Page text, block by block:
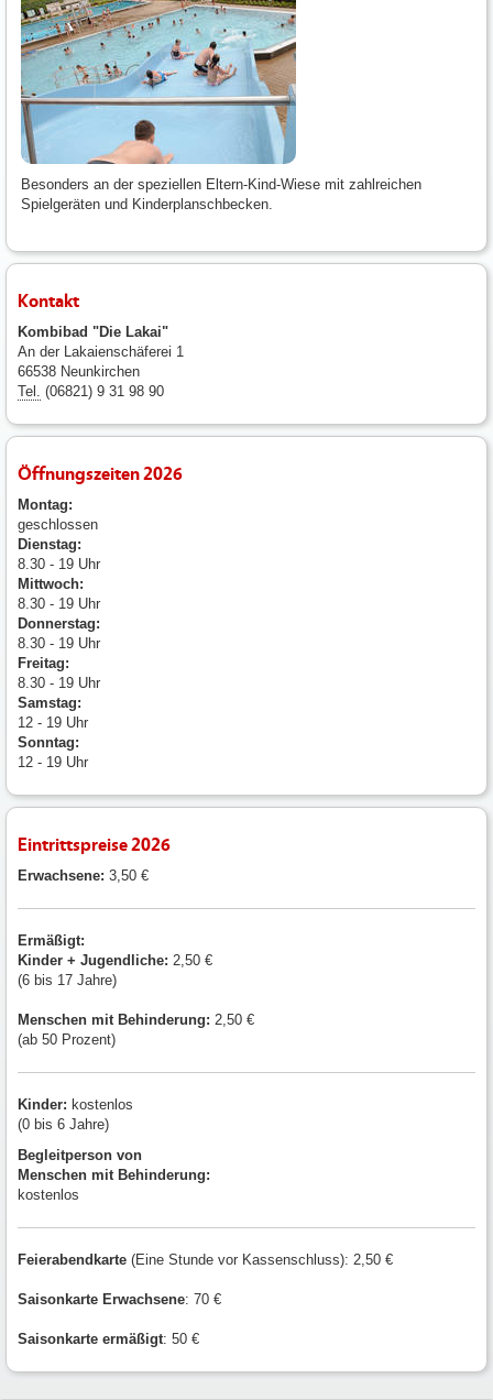
Besonders an der speziellen Eltern-Kind-Wiese mit zahlreichen
Spielgeräten und Kinderplanschbecken.
Kontakt
Kombibad "Die Lakai"
An der Lakaienschäferei 1
66538 Neunkirchen
Tel. (06821) 9 31 98 90
Öffnungszeiten 2026
Montag:
geschlossen
Dienstag:
8.30 - 19 Uhr
Mittwoch:
8.30 - 19 Uhr
Donnerstag:
8.30 - 19 Uhr
Freitag:
8.30 - 19 Uhr
Samstag:
12 - 19 Uhr
Sonntag:
12 - 19 Uhr
Eintrittspreise 2026
Erwachsene: 3,50 €
Ermäßigt:
Kinder + Jugendliche: 2,50 €
(6 bis 17 Jahre)
Menschen mit Behinderung: 2,50 €
(ab 50 Prozent)
Kinder: kostenlos
(0 bis 6 Jahre)
Begleitperson von
Menschen mit Behinderung:
kostenlos
Feierabendkarte (Eine Stunde vor Kassenschluss): 2,50 €
Saisonkarte Erwachsene: 70 €
Saisonkarte ermäßigt: 50 €